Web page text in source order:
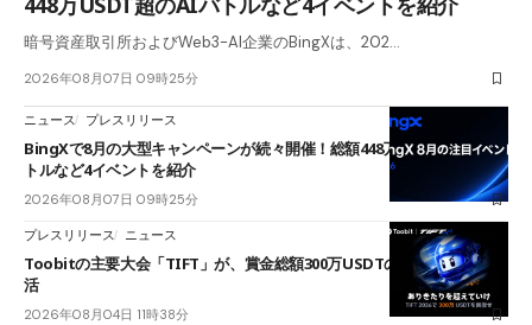
暗号資産取引所およびWeb3-AI企業のBingXは、202…
2026年08月07日 09時25分
ニュース プレスリリース
BingXで8月の大型キャンペーンが続々開催！総額448万USDT超のAIバ
トルなど4イベントを紹介
2026年08月07日 09時25分
プレスリリース ニュース
Toobitの主要大会「TIFT」が、賞金総額300万USDTのレースとして復
活
2026年08月04日 11時38分